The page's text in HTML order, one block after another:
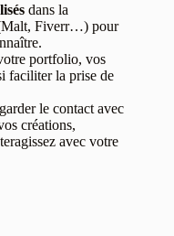
dans la
Fiverr…) pour
portfolio, vos
faciliter la prise de
le contact avec
créations,
avec votre